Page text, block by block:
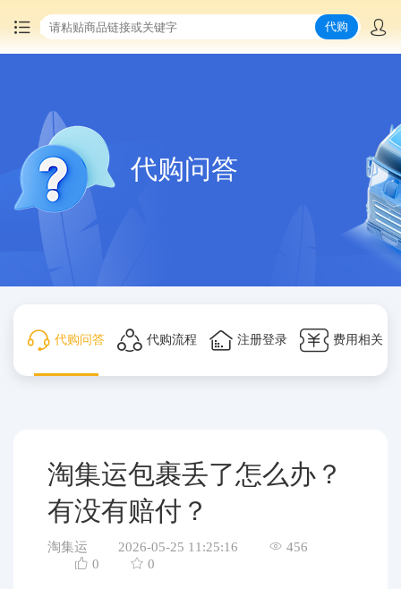
中国商品代购
集运服务
爆品推荐
关于我们
代购
代购问答
代购问答 代购流程 注册登录 费用相关
淘集运包裹丢了怎么办？
有没有赔付？
淘集运 2026-05-25 11:25:16
456
0
0